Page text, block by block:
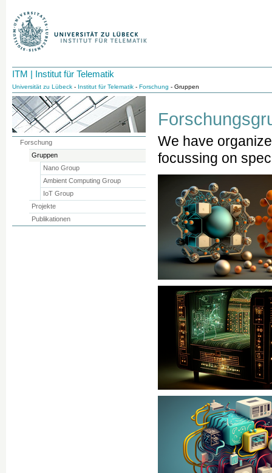
ITM | Institut für Telematik
Universität zu Lübeck - Institut für Telematik - Forschung - Gruppen
We have
focussing on
Forschung
Gruppen
Nano Group
Ambient Computing Group
IoT Group
Projekte
Publikationen